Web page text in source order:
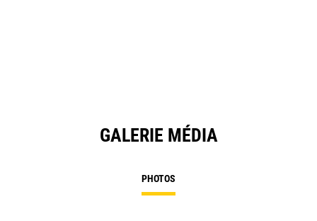
GALERIE MÉDIA
PHOTOS